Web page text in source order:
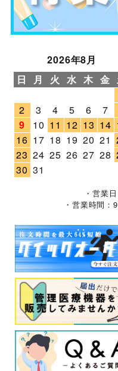
2026年8月
日
月 火 水 木 金
2
3 4 5 6 7
9
10 11 12 13 14
16 17 18 19 20 21
23 24 25 26 27 28
30 31
・営業
・営業時間